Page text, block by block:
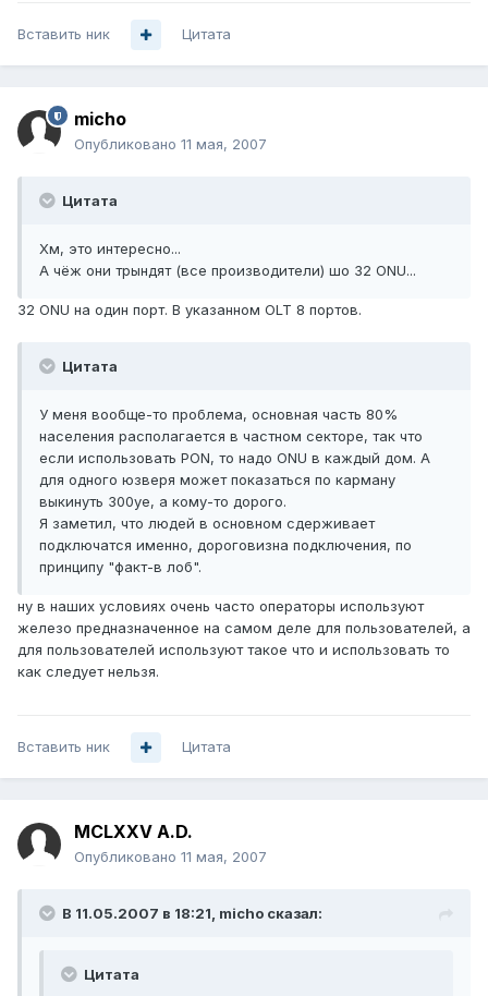
Вставить ник Цитата
micho
Опубликовано 11 мая, 2007
Цитата
Хм, это интересно...
А чёж они трындят (все производители) шо 32 ONU...
32 ONU на один порт. В указанном OLT 8 портов.
Цитата
У меня вообще-то проблема, основная часть 80%
населения располагается в частном секторе, так что
если использовать PON, то надо ONU в каждый дом. А
для одного юзверя может показаться по карману
выкинуть 300уе, а кому-то дорого.
Я заметил, что людей в основном сдерживает
подключатся именно, дороговизна подключения, по
принципу "факт-в лоб".
ну в наших условиях очень часто операторы используют
железо предназначенное на самом деле для пользователей, а
для пользователей используют такое что и использовать то
как следует нельзя.
Вставить ник Цитата
MCLXXV A.D.
Опубликовано 11 мая, 2007
В 11.05.2007 в 18:21, micho сказал:
Цитата